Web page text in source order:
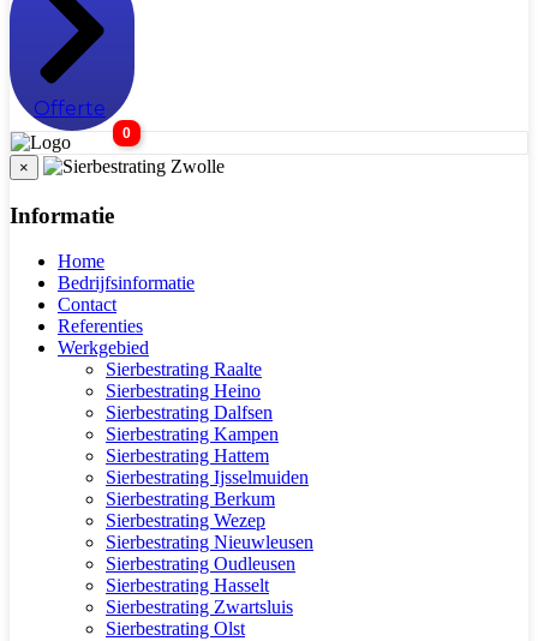
Offerte
0
×
Informatie
Home
Bedrijfsinformatie
Contact
Referenties
Werkgebied
Sierbestrating Raalte
Sierbestrating Heino
Sierbestrating Dalfsen
Sierbestrating Kampen
Sierbestrating Hattem
Sierbestrating Ijsselmuiden
Sierbestrating Berkum
Sierbestrating Wezep
Sierbestrating Nieuwleusen
Sierbestrating Oudleusen
Sierbestrating Hasselt
Sierbestrating Zwartsluis
Sierbestrating Olst